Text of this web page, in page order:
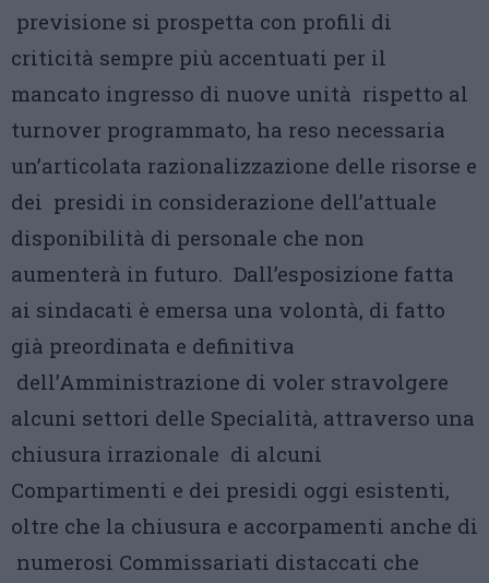
previsione si prospetta con profili di
criticità sempre più accentuati per il
mancato ingresso di nuove unità rispetto al
turnover programmato, ha reso necessaria
un’articolata razionalizzazione delle risorse e
dei presidi in considerazione dell’attuale
disponibilità di personale che non
aumenterà in futuro. Dall’esposizione fatta
ai sindacati è emersa una volontà, di fatto
già preordinata e definitiva
dell’Amministrazione di voler stravolgere
alcuni settori delle Specialità, attraverso una
chiusura irrazionale di alcuni
Compartimenti e dei presidi oggi esistenti,
oltre che la chiusura e accorpamenti anche di
numerosi Commissariati distaccati che